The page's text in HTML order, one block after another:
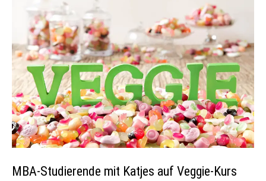
MBA-Studierende mit Katjes auf Veggie-Kurs